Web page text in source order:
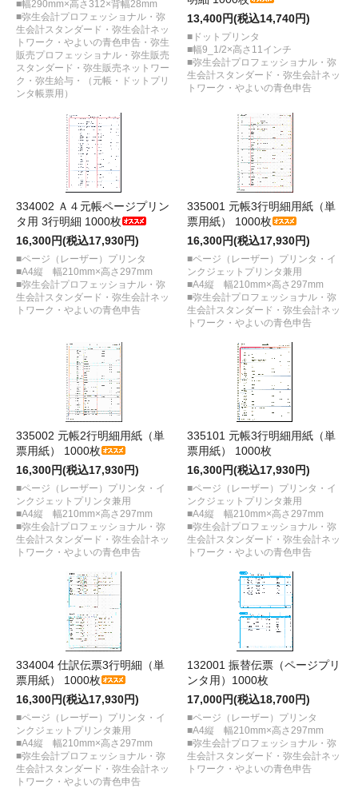
■幅290mm×高さ312×背幅28mm
■弥生会計プロフェッショナル・弥
生会計スタンダード・弥生会計ネッ
トワーク・やよいの青色申告・弥生
販売プロフェッショナル・弥生販売
スタンダード・弥生販売ネットワー
ク・弥生給与・（元帳・ドットプリ
ンタ帳票用）
13,400円(税込14,740円)
■ドットプリンタ
■幅9_1/2×高さ11インチ
■弥生会計プロフェッショナル・弥
生会計スタンダード・弥生会計ネッ
トワーク・やよいの青色申告
334002 Ａ４元帳ページプリン
タ用 3行明細 1000枚
16,300円(税込17,930円)
■ページ（レーザー）プリンタ
■A4縦 幅210mm×高さ297mm
■弥生会計プロフェッショナル・弥
生会計スタンダード・弥生会計ネッ
トワーク・やよいの青色申告
335001 元帳3行明細用紙（単
票用紙） 1000枚
16,300円(税込17,930円)
■ページ（レーザー）プリンタ・イ
ンクジェットプリンタ兼用
■A4縦 幅210mm×高さ297mm
■弥生会計プロフェッショナル・弥
生会計スタンダード・弥生会計ネッ
トワーク・やよいの青色申告
335002 元帳2行明細用紙（単
票用紙） 1000枚
16,300円(税込17,930円)
■ページ（レーザー）プリンタ・イ
ンクジェットプリンタ兼用
■A4縦 幅210mm×高さ297mm
■弥生会計プロフェッショナル・弥
生会計スタンダード・弥生会計ネッ
トワーク・やよいの青色申告
335101 元帳3行明細用紙（単
票用紙） 1000枚
16,300円(税込17,930円)
■ページ（レーザー）プリンタ・イ
ンクジェットプリンタ兼用
■A4縦 幅210mm×高さ297mm
■弥生会計プロフェッショナル・弥
生会計スタンダード・弥生会計ネッ
トワーク・やよいの青色申告
334004 仕訳伝票3行明細（単
票用紙） 1000枚
16,300円(税込17,930円)
■ページ（レーザー）プリンタ・イ
ンクジェットプリンタ兼用
■A4縦 幅210mm×高さ297mm
■弥生会計プロフェッショナル・弥
生会計スタンダード・弥生会計ネッ
トワーク・やよいの青色申告
132001 振替伝票（ページプリ
ンタ用）1000枚
17,000円(税込18,700円)
■ページ（レーザー）プリンタ
■A4縦 幅210mm×高さ297mm
■弥生会計プロフェッショナル・弥
生会計スタンダード・弥生会計ネッ
トワーク・やよいの青色申告